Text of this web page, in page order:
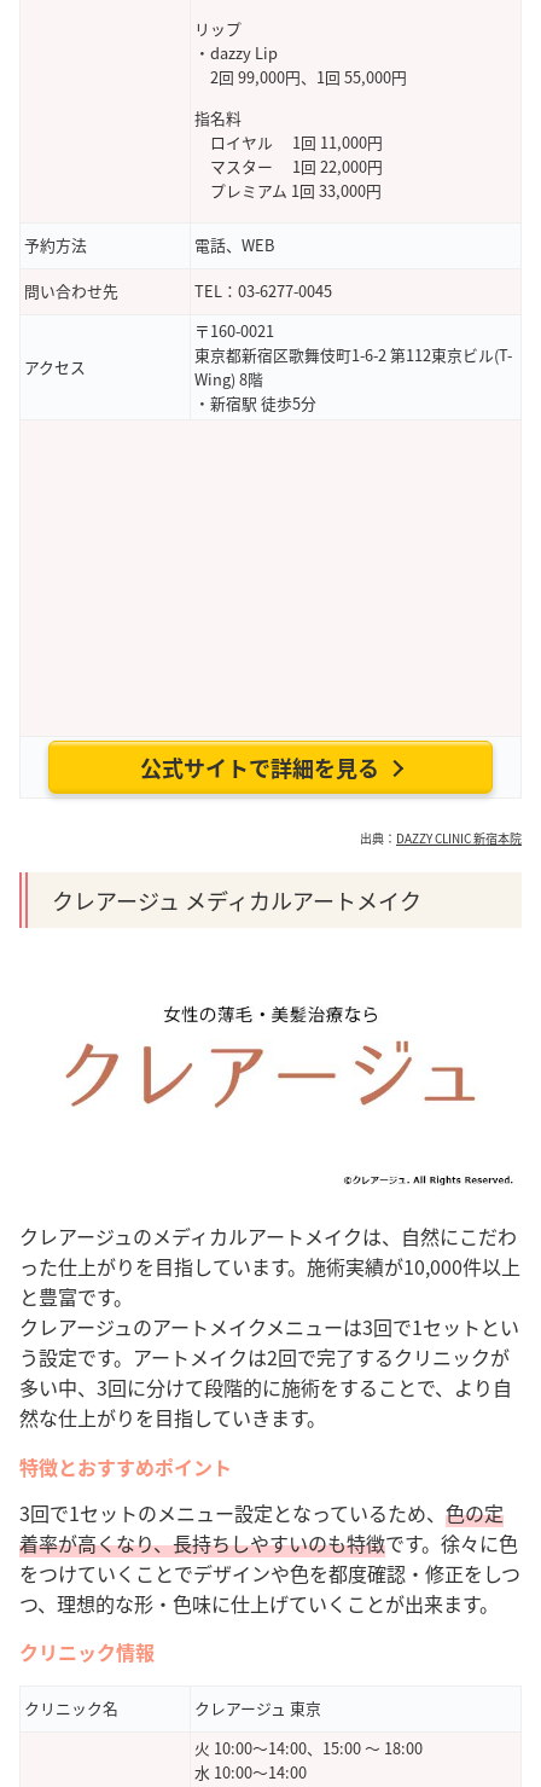
リップ
・dazzy Lip
2回 99,000円、1回 55,000円
指名料
ロイヤル 1回 11,000円
マスター 1回 22,000円
プレミアム 1回 33,000円
予約方法
電話、WEB
問い合わせ先
TEL：03-6277-0045
アクセス
〒160-0021
東京都新宿区歌舞伎町1-6-2 第112東京ビル(T-
Wing) 8階
・新宿駅 徒歩5分
公式サイトで詳細を見る
出典： DAZZY CLINIC 新宿本院
クレアージュ メディカルアートメイク
クレアージュのメディカルアートメイクは、自然にこだわ
った仕上がりを目指しています。施術実績が10,000件以上
と豊富です。
クレアージュのアートメイクメニューは3回で1セットとい
う設定です。アートメイクは2回で完了するクリニックが
多い中、3回に分けて段階的に施術をすることで、より自
然な仕上がりを目指していきます。
特徴とおすすめポイント
3回で1セットのメニュー設定となっているため、 色の定
着率が高くなり、長持ちしやすいのも特徴です。 徐々に色
をつけていくことでデザインや色を都度確認・修正をしつ
つ、理想的な形・色味に仕上げていくことが出来ます。
クリニック情報
クリニック名
クレアージュ 東京
火 10:00～14:00、15:00 ～ 18:00
水 10:00～14:00